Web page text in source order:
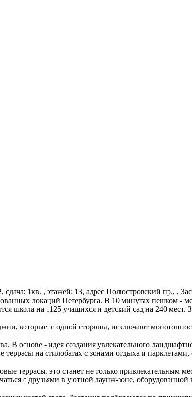
сдача: 1кв. , этажей: 13, адрес Полюстровский пр., ,
локаций Петербурга. В 10 минутах пешком -
школа на 1125 учащихся и детский сад на 240 мест.
которые, с одной стороны, исключают
В основе - идея создания увлекательного
на стилобатах с зонами отдыха и
террасы, это станет не только привлекательным
с друзьями в уютной лаунж-зоне,